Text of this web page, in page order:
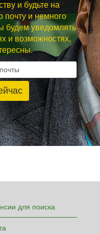
и будьте на
почту и немного
будем уведомлять
и возможностях,
для поиска